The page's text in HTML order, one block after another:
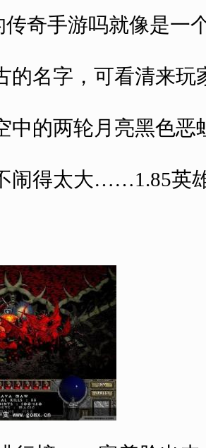
奇手游吗就像是一
的名字，可看清来玩
中的两轮月亮黑色
闹得太大……1.85英